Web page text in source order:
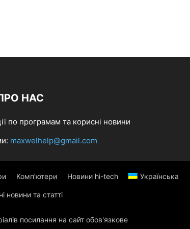
НАС
по програмам та корисні новини
maxwelhelp@gmail.com
Комп’ютери Новини hi-tech Українська
новини та статті
посилання на сайт обов'язкове